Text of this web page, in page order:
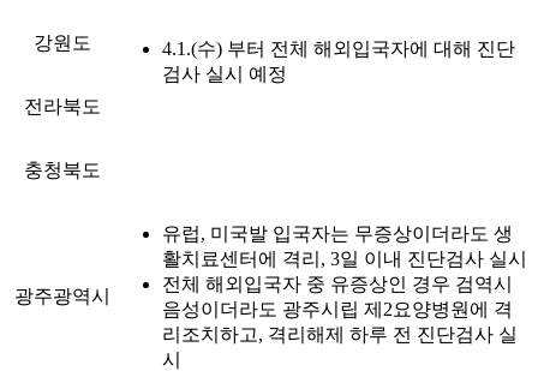
4.1.(수) 부터 전체 해외입국자에 대해 진단
검사 실시 예정
강원도
전라북도
충청북도
광주광역시
유럽, 미국발 입국자는 무증상이더라도 생
활치료센터에 격리, 3일 이내 진단검사 실시
전체 해외입국자 중 유증상인 경우 검역시
음성이더라도 광주시립 제2요양병원에 격
리조치하고, 격리해제 하루 전 진단검사 실
시